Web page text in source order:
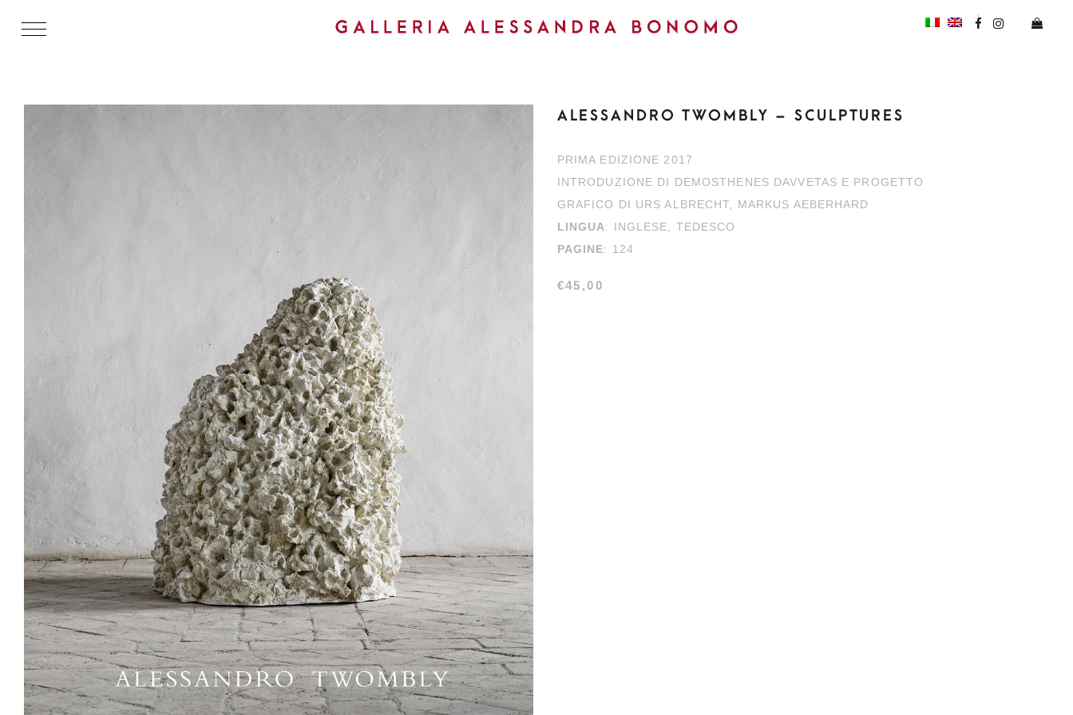
ALESSANDRO TWOMBLY – SCULPTURES
€45,00
PRIMA EDIZIONE 2017
INTRODUZIONE DI DEMOSTHENES DAVVETAS E PROGETTO
GRAFICO DI URS ALBRECHT, MARKUS AEBERHARD
LINGUA: INGLESE, TEDESCO
PAGINE: 124